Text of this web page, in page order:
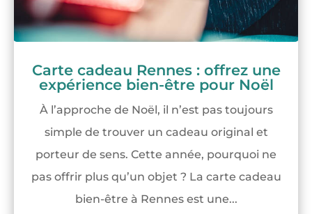
Carte cadeau Rennes : offrez une
expérience bien-être pour Noël
À l’approche de Noël, il n’est pas toujours
simple de trouver un cadeau original et
porteur de sens. Cette année, pourquoi ne
pas offrir plus qu’un objet ? La carte cadeau
bien-être à Rennes est une...